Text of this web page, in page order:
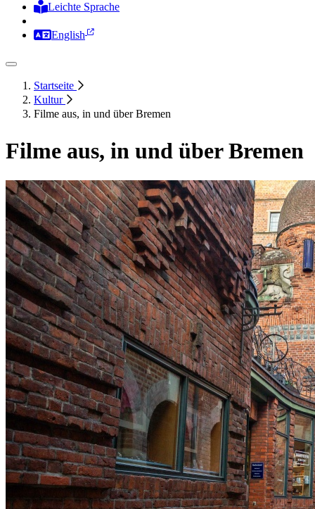
Leichte Sprache
English
Startseite
Kultur
Filme aus, in und über Bremen
Filme aus, in und über Bremen